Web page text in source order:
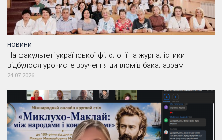
НОВИНИ
На факультеті української філології та журналістики
відбулося урочисте вручення дипломів бакалаврам
24.07.2026